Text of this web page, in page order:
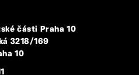
části Praha 10
3218/169
10